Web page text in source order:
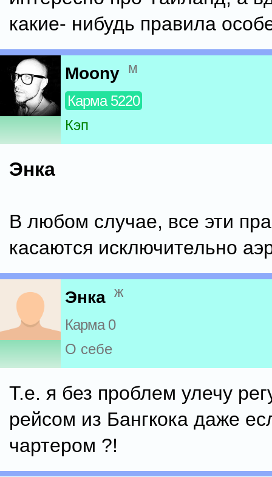
какие- нибудь правила
Moony м
Карма 5220
Кэп
Энка
В любом случае, все эти
касаются исключительно
Энка ж
Карма 0
О себе
Т.е. я без проблем улечу
рейсом из Бангкока даже
чартером ?!